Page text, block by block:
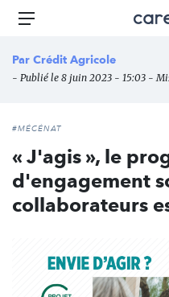
Aller
principal
des
Menu
Par Crédit Agricole
- Publié le 8 juin 2023 - 15:03 -
#MÉCÉNAT
« J'agis », le
d'engagement
collaborateurs